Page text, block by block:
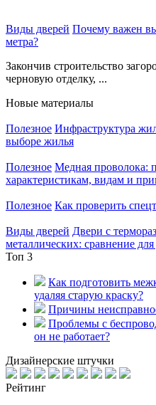
Виды дверей Почему важен
метра?
Закончив строительство
черновую отделку, ...
Новые материалы
Полезное Инфраструктура
выборе жилья
Полезное Медная проволока:
характеристикам, видам и
Полезное Как проверить
Виды дверей Двери с
металлических: сравнение
Топ 3
Как подготовить
удаляя старую краску?
Причины
Проблемы с
он не работает?
Дизайнерские штучки
Рейтинг